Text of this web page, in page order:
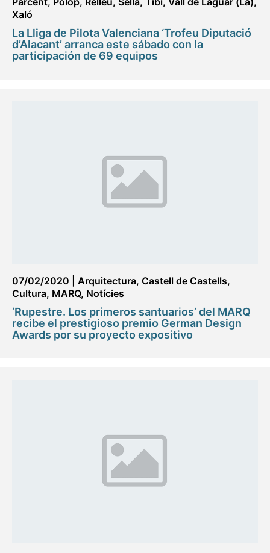
Xaló
La Lliga de Pilota Valenciana ‘Trofeu Diputació
d’Alacant’ arranca este sábado con la
participación de 69 equipos
07/02/2020 Arquitectura, Castell de Castells,
Cultura, MARQ, Notícies
‘Rupestre. Los primeros santuarios’ del MARQ
recibe el prestigioso premio German Design
Awards por su proyecto expositivo